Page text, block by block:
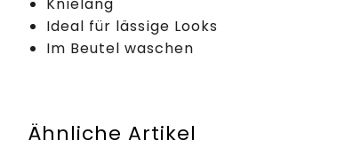
Ideal für lässige Looks
Im Beutel waschen
Ähnliche Artikel